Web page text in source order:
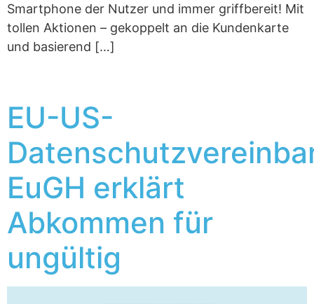
Smartphone der Nutzer und immer griffbereit! Mit
tollen Aktionen – gekoppelt an die Kundenkarte
und basierend […]
EU-US-
EuGH erklärt
Abkommen für
ungültig